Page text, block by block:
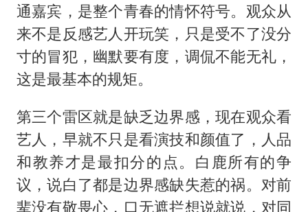
通嘉宾，是整个青春的情怀符号。观众从
来不是反感艺人开玩笑，只是受不了没分
寸的冒犯，幽默要有度，调侃不能无礼，
这是最基本的规矩。
第三个雷区就是缺乏边界感，现在观众看
艺人，早就不只是看演技和颜值了，人品
和教养才是最扣分的点。白鹿所有的争
议，说白了都是边界感缺失惹的祸。对前
辈没有敬畏心，口无遮拦想说就说，对同